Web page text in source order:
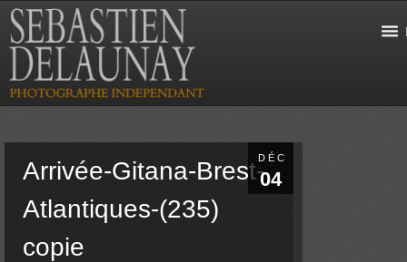
DÉC
04
Arrivée-Gitana-Brest-
Atlantiques-(235)
copie